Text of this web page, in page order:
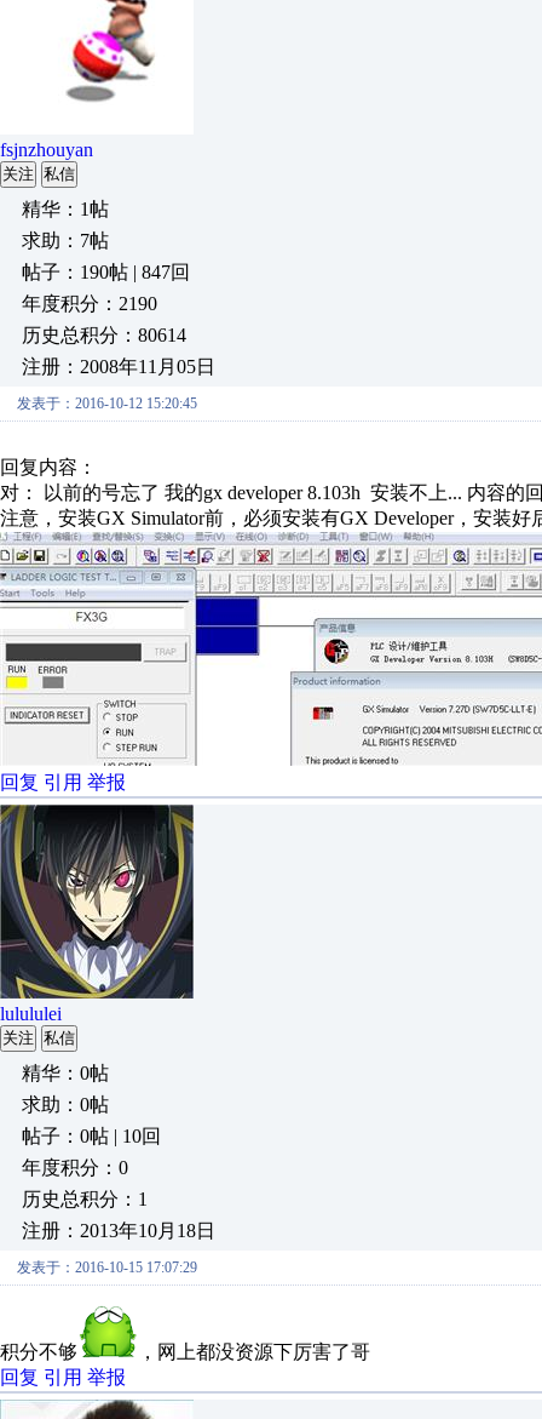
fsjnzhouyan
关注 私信
精华：1帖
求助：7帖
帖子：190帖 | 847回
年度积分：2190
历史总积分：80614
注册：2008年11月05日
发表于：2016-10-12 15:20:45
回复内容：
对： 以前的号忘了 我的gx developer 8.103h 安装不上... 内容的
注意，安装GX Simulator前，必须安装有GX Developer，安装好
回复 引用 举报
lulululei
关注 私信
精华：0帖
求助：0帖
帖子：0帖 | 10回
年度积分：0
历史总积分：1
注册：2013年10月18日
发表于：2016-10-15 17:07:29
积分不够
，网上都没资源下厉害了哥
回复 引用 举报